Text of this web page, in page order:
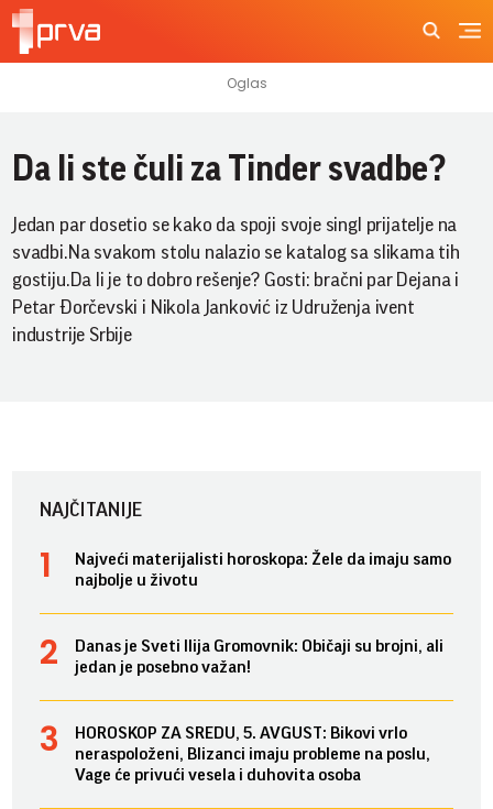
Da li ste čuli za Tinder svadbe?
Jedan par dosetio se kako da spoji svoje singl prijatelje na
svadbi.Na svakom stolu nalazio se katalog sa slikama tih
gostiju.Da li je to dobro rešenje? Gosti: bračni par Dejana i
Petar Đorčevski i Nikola Janković iz Udruženja ivent
industrije Srbije
NAJČITANIJE
Najveći materijalisti horoskopa: Žele da imaju samo
najbolje u životu
Danas je Sveti Ilija Gromovnik: Običaji su brojni, ali
jedan je posebno važan!
HOROSKOP ZA SREDU, 5. AVGUST: Bikovi vrlo
neraspoloženi, Blizanci imaju probleme na poslu,
Vage će privući vesela i duhovita osoba